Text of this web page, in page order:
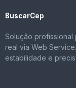
BuscarCep
Solução profissional
real via Web
estabilidade e